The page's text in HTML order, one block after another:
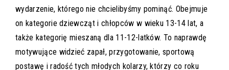
wydarzenie, którego nie chcielibyśmy pominąć. Obejmuje
on kategorie dziewcząt i chłopców w wieku 13-14 lat, a
także kategorię mieszaną dla 11-12-latków. To naprawdę
motywujące widzieć zapał, przygotowanie, sportową
postawę i radość tych młodych kolarzy, którzy co roku